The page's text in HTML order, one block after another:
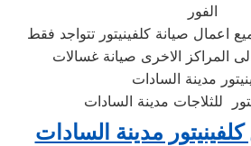
الفور
اعمال صيانة كلفينيتور تتواجد فقط
المراكز الاخرى صيانة غسالات
مدينة السادات
للثلاجات مدينة السادات
مدينة السادات